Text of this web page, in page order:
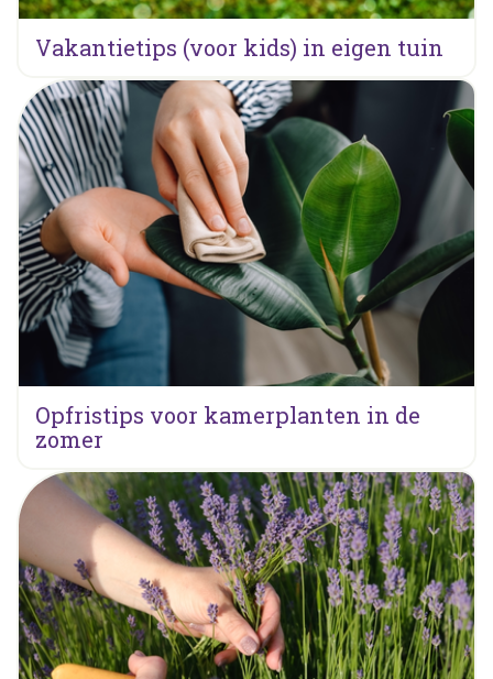
Vakantietips (voor kids) in eigen tuin
Opfristips voor kamerplanten in de
zomer